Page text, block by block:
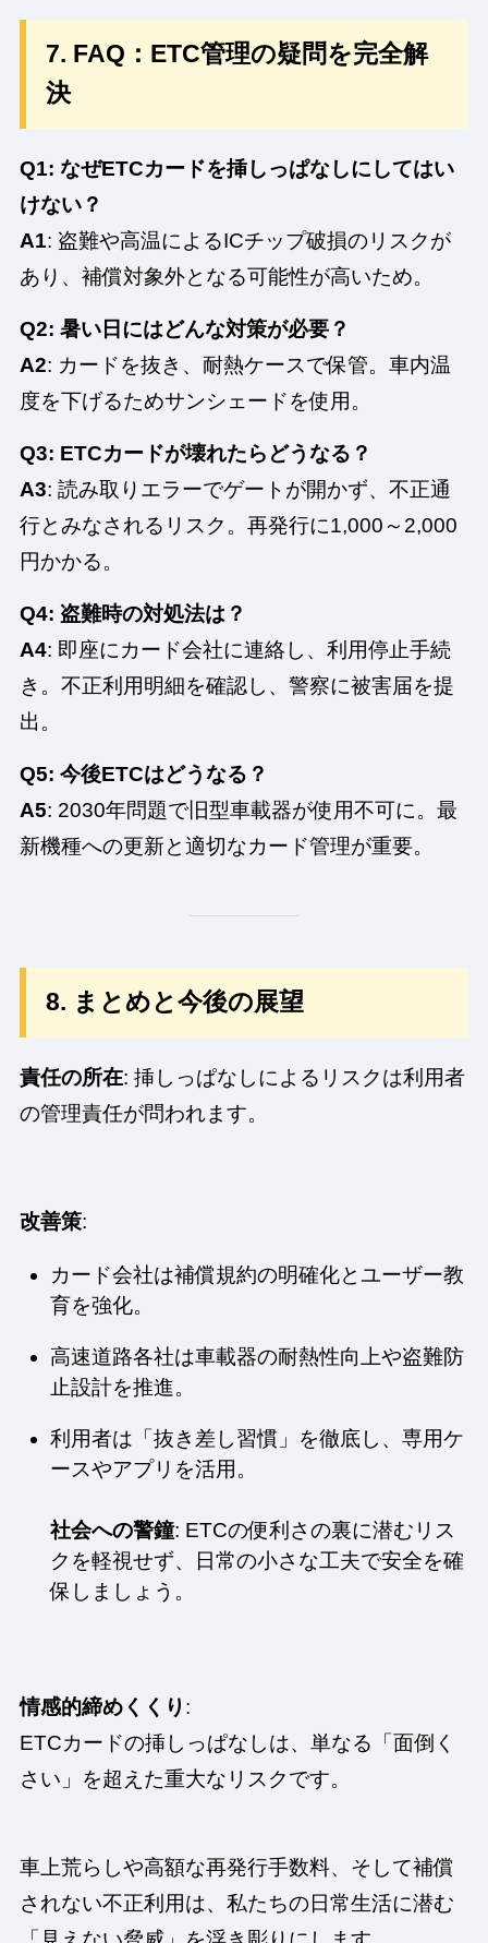
7. FAQ：ETC管理の疑問を完全解
決
Q1: なぜETCカードを挿しっぱなしにしてはい
けない？
A1: 盗難や高温によるICチップ破損のリスクが
あり、補償対象外となる可能性が高いため。
Q2: 暑い日にはどんな対策が必要？
A2: カードを抜き、耐熱ケースで保管。車内温
度を下げるためサンシェードを使用。
Q3: ETCカードが壊れたらどうなる？
A3: 読み取りエラーでゲートが開かず、不正通
行とみなされるリスク。再発行に1,000～2,000
円かかる。
Q4: 盗難時の対処法は？
A4: 即座にカード会社に連絡し、利用停止手続
き。不正利用明細を確認し、警察に被害届を提
出。
Q5: 今後ETCはどうなる？
A5: 2030年問題で旧型車載器が使用不可に。最
新機種への更新と適切なカード管理が重要。
8. まとめと今後の展望
責任の所在: 挿しっぱなしによるリスクは利用者
の管理責任が問われます。
改善策:
カード会社は補償規約の明確化とユーザー教
育を強化。
高速道路各社は車載器の耐熱性向上や盗難防
止設計を推進。
利用者は「抜き差し習慣」を徹底し、専用ケ
ースやアプリを活用。
社会への警鐘: ETCの便利さの裏に潜むリス
クを軽視せず、日常の小さな工夫で安全を確
保しましょう。
情感的締めくくり :
ETCカードの挿しっぱなしは、単なる「面倒く
さい」を超えた重大なリスクです。
車上荒らしや高額な再発行手数料、そして補償
されない不正利用は、私たちの日常生活に潜む